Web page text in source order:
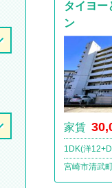
タイヨー
ン
家賃
1DK(洋
宮崎市清武